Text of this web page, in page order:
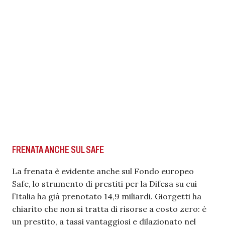
FRENATA ANCHE SUL SAFE
La frenata è evidente anche sul Fondo europeo
Safe, lo strumento di prestiti per la Difesa su cui
l’Italia ha già prenotato 14,9 miliardi. Giorgetti ha
chiarito che non si tratta di risorse a costo zero: è
un prestito, a tassi vantaggiosi e dilazionato nel